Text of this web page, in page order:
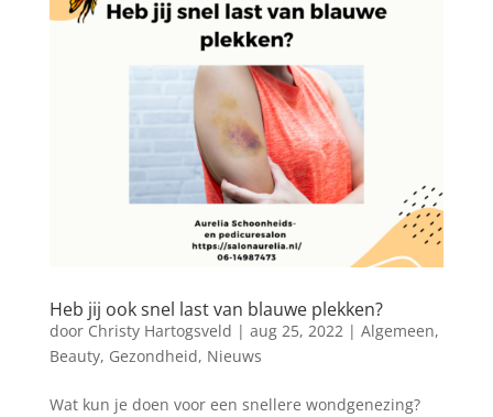
Heb jij ook snel last van blauwe plekken?
door Christy Hartogsveld | aug 25, 2022| Algemeen,
Beauty, Gezondheid, Nieuws
Wat kun je doen voor een snellere wondgenezing?